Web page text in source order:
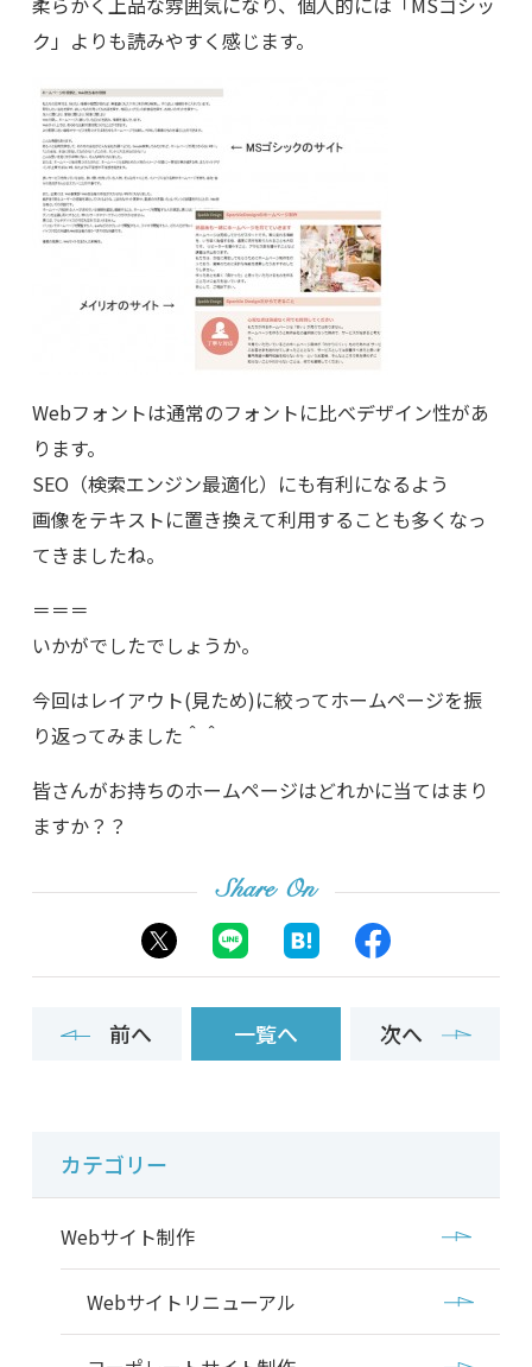
ク」よりも読みやすく感じます。
Webフォントは通常のフォントに比べデザイン性があ
ります。
SEO（検索エンジン最適化）にも有利になるよう
画像をテキストに置き換えて利用することも多くなっ
てきましたね。
＝＝＝
いかがでしたでしょうか。
今回はレイアウト(見ため)に絞ってホームページを振
り返ってみました＾＾
皆さんがお持ちのホームページはどれかに当てはまり
ますか？？
Share On
前へ 一覧へ 次へ
カテゴリー
Webサイト制作
Webサイトリニューアル